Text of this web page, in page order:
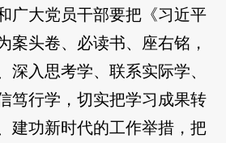
广大党员干部要把《习近平
案头卷、必读书、座右铭，
深入思考学、联系实际学、
笃行学，切实把学习成果转
建功新时代的工作举措，把